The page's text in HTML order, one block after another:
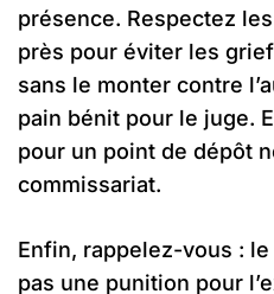
présence. Respectez
près pour éviter les
sans le monter contre
pain bénit pour le juge.
pour un point de dépôt
commissariat.
Enfin, rappelez-vous :
pas une punition pour